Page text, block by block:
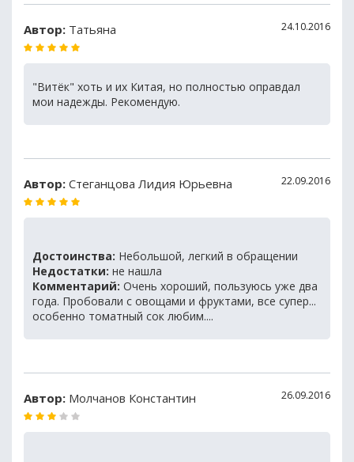
Автор: Татьяна 24.10.2016
"Витёк" хоть и их Китая, но полностью оправдал
мои надежды. Рекомендую.
Автор: Стеганцова Лидия Юрьевна 22.09.2016
Достоинства: Небольшой, легкий в обращении
Недостатки: не нашла
Комментарий: Очень хороший, пользуюсь уже два
года. Пробовали с овощами и фруктами, все супер...
особенно томатный сок любим....
Автор: Молчанов Константин 26.09.2016